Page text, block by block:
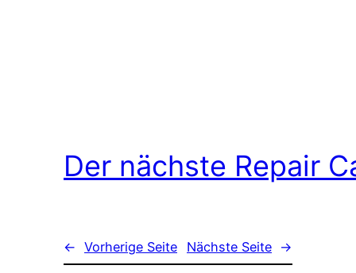
Der nächste Repair
← Vorherige Seite Nächste Seite →